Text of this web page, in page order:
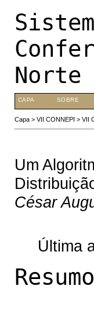
Norte
CAPA SOBRE
Capa> VII CONNEPI > VII
Um
César
Última
Resumo